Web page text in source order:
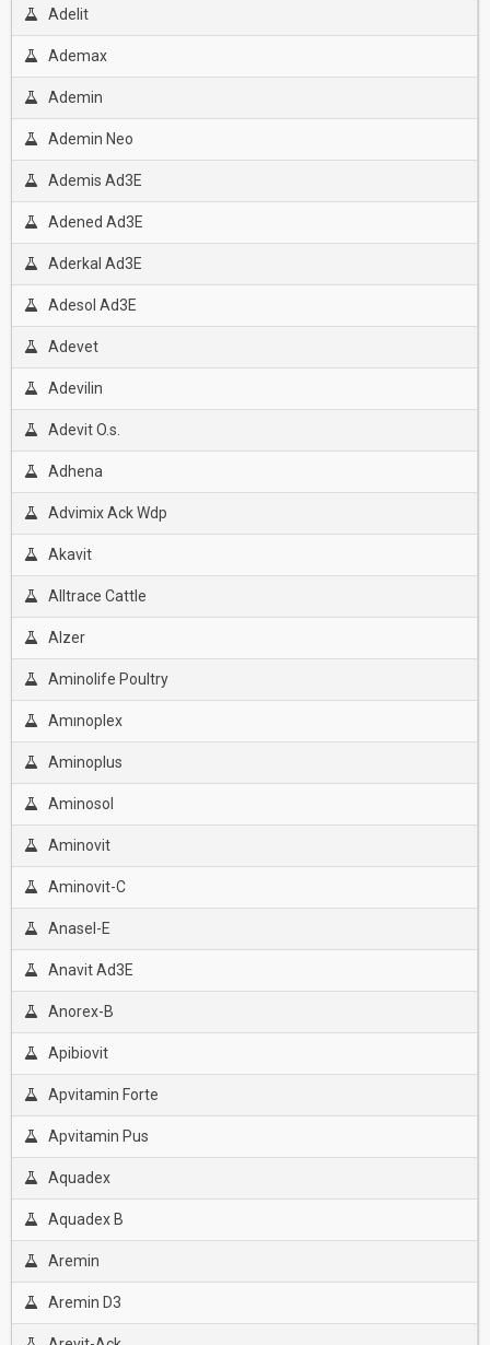
Adelit
Ademax
Ademin
Ademin Neo
Ademis Ad3E
Adened Ad3E
Aderkal Ad3E
Adesol Ad3E
Adevet
Adevilin
Adevit O.s.
Adhena
Advimix Ack Wdp
Akavit
Alltrace Cattle
Alzer
Aminolife Poultry
Amınoplex
Aminoplus
Aminosol
Aminovit
Aminovit-C
Anasel-E
Anavit Ad3E
Anorex-B
Apibiovit
Apvitamin Forte
Apvitamin Pus
Aquadex
Aquadex B
Aremin
Aremin D3